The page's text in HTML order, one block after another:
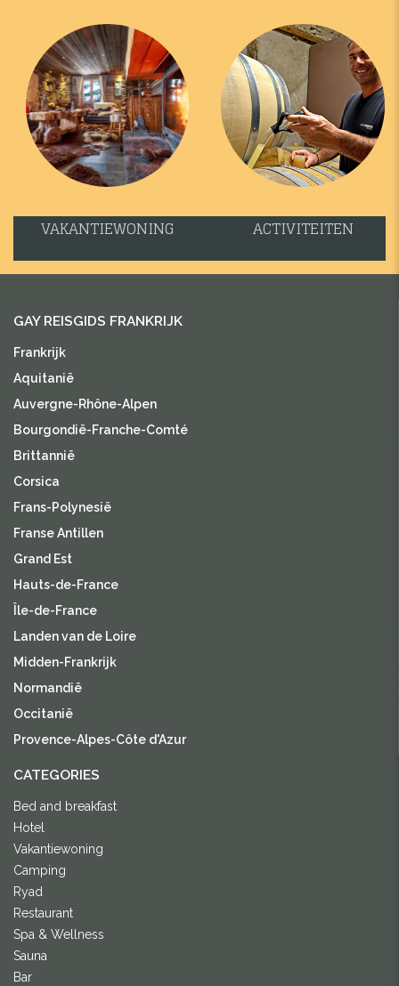
VAKANTIEWONING ACTIVITEITEN
GAY REISGIDS FRANKRIJK
Frankrijk
Aquitanië
Auvergne-Rhône-Alpen
Bourgondië-Franche-Comté
Brittannië
Corsica
Frans-Polynesië
Franse Antillen
Grand Est
Hauts-de-France
Île-de-France
Landen van de Loire
Midden-Frankrijk
Normandië
Occitanië
Provence-Alpes-Côte d'Azur
CATEGORIES
Bed and breakfast
Hotel
Vakantiewoning
Camping
Ryad
Restaurant
Spa & Wellness
Sauna
Bar